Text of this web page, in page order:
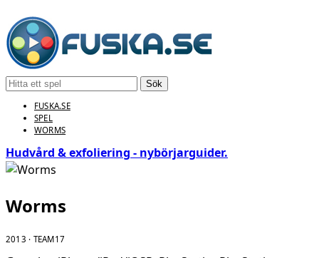
Sök
FUSKA.SE
SPEL
WORMS
Hudvård & exfoliering - nybörjarguider.
Worms
2013 · TEAM17